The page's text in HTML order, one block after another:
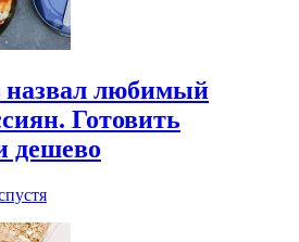
любимый
Готовить
дешево